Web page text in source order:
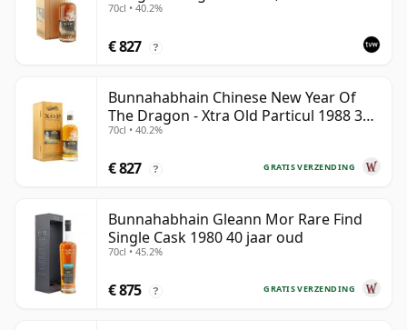
The Year of the Dragon
70cl • 40.2%
€ 827 ?
Bunnahabhain Chinese New Year Of
The Dragon - Xtra Old Particul 1988 35
jaar oud
70cl • 40.2%
GRATIS VERZENDING
€ 827 ?
Bunnahabhain Gleann Mor Rare Find
Single Cask 1980 40 jaar oud
70cl • 45.2%
GRATIS VERZENDING
€ 875 ?